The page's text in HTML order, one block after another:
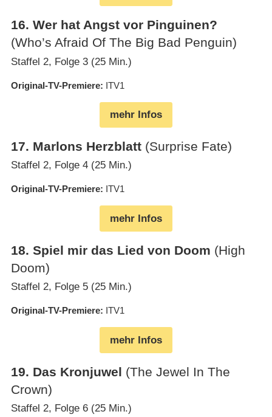
16. Wer hat Angst vor Pinguinen?
(Who’s Afraid Of The Big Bad Penguin)
Staffel 2, Folge 3 (25 Min.)
Original-TV-Premiere ITV1
mehr Infos
17. Marlons Herzblatt (Surprise Fate)
Staffel 2, Folge 4 (25 Min.)
Original-TV-Premiere ITV1
mehr Infos
18. Spiel mir das Lied von Doom (High
Doom)
Staffel 2, Folge 5 (25 Min.)
Original-TV-Premiere ITV1
mehr Infos
19. Das Kronjuwel (The Jewel In The
Crown)
Staffel 2, Folge 6 (25 Min.)